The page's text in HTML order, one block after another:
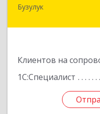
Бузулук
Клиентов на
1С:Специалист
461040,